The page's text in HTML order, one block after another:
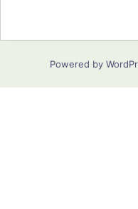
Powered by